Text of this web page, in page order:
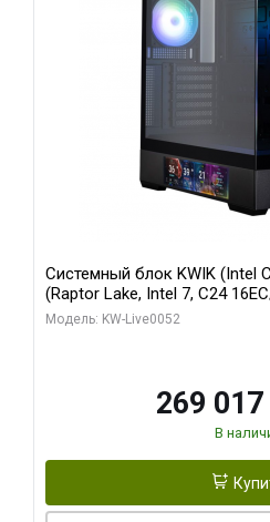
Системный блок KWIK (Intel
(Raptor Lake, Intel 7, C24
модуля)/ Palit RTX5080
Модель: KW-Live0052
269
В